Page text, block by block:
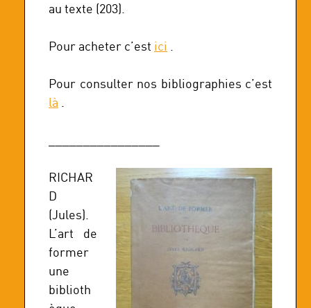
au texte (203).
Pour acheter c’est ici .
Pour consulter nos bibliographies c’est
là .
RICHAR
D
(Jules).
L’art de
former
une
biblioth